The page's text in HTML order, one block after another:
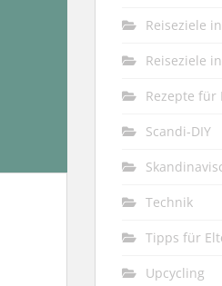
Reiseziele
Reiseziele
Rezepte für
Scandi-DIY
Technik
Tipps für
Upcycling